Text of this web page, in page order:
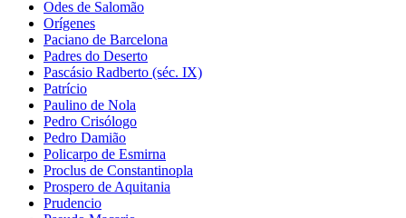
Odes de Salomão
Orígenes
Paciano de Barcelona
Padres do Deserto
Pascásio Radberto (séc. IX)
Patrício
Paulino de Nola
Pedro Crisólogo
Pedro Damião
Policarpo de Esmirna
Proclus de Constantinopla
Prospero de Aquitania
Prudencio